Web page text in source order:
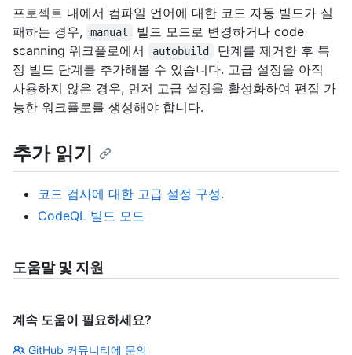
프로젝트 내에서 컴파일 언어에 대한 코드 자동 빌드가 실
패하는 경우,
manual
빌드 모드로 변경하거나 code
scanning 워크플로에서
autobuild
단계를 제거한 후 특
정 빌드 단계를 추가해볼 수 있습니다. 고급 설정을 아직
사용하지 않은 경우, 먼저 고급 설정을 활성화하여 편집 가
능한 워크플로를 생성해야 합니다.
추가 읽기
코드 검사에 대한 고급 설정 구성.
CodeQL 빌드 모드
도움말 및 지원
계속 도움이 필요하세요?
GitHub 커뮤니티에 문의